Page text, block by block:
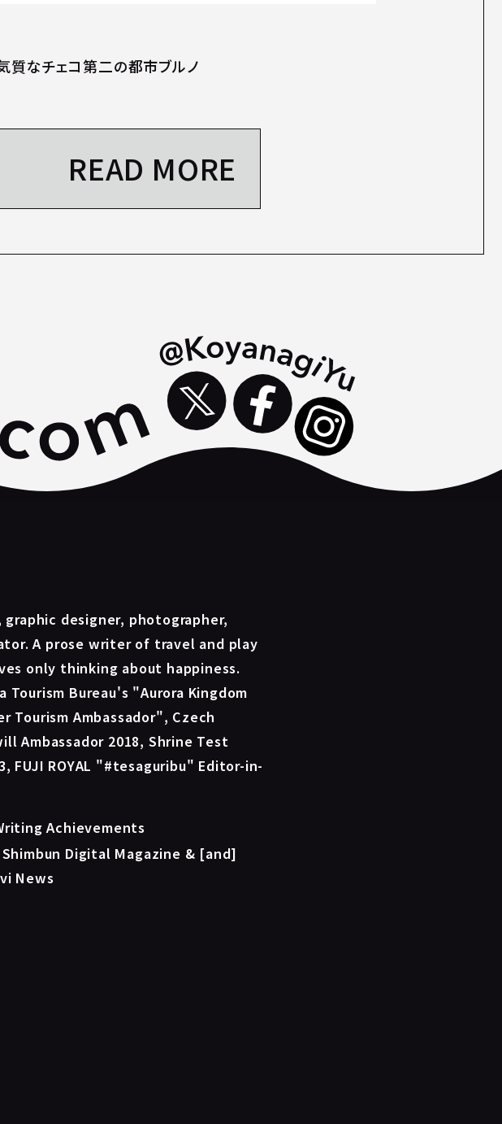
質なチェコ第二の都市ブルノ
READ MORE
graphic designer, photographer,
A prose writer of travel and play
only thinking about happiness.
Tourism Bureau's "Aurora Kingdom
Tourism Ambassador", Czech
Ambassador 2018, Shrine Test
FUJI ROYAL "#tesaguribu" Editor-in-
Achievements
Shimbun Digital Magazine & [and]
News